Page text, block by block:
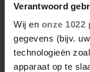
Verantwoord
Wij en onze 1022
gegevens (bijv.
technologieën
apparaat op te
De nieuwe